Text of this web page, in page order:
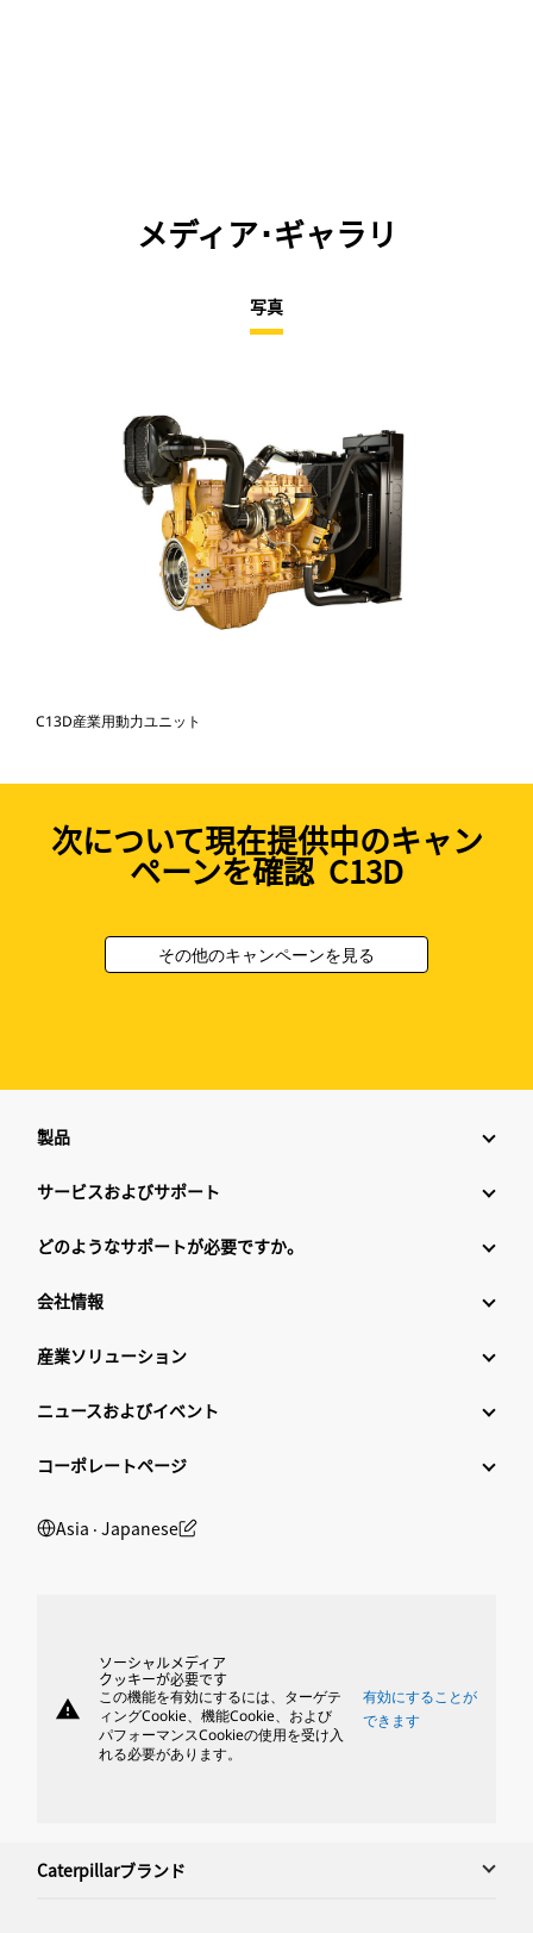
メディア･ギャラリ
写真
C13D産業用動力ユニット
次について現在提供中のキャン
ペーンを確認 C13D
その他のキャンペーンを見る
製品
サービスおよびサポート
どのようなサポートが必要ですか。
会社情報
産業ソリューション
ニュースおよびイベント
コーポレートページ
Asia ‧ Japanese
warning
ソーシャルメディア
クッキーが必要です
この機能を有効にするには、ターゲテ
ィングCookie、機能Cookie、および
パフォーマンスCookieの使用を受け入
れる必要があります。
有効にすることが
できます
Caterpillarブランド